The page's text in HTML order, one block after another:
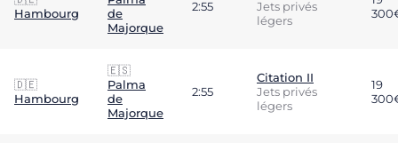
Hambourg
de
Majorque
2:55
Jets privés
légers
🇩🇪
Hambourg
🇪🇸
Palma
de
Majorque
2:55
Citation II
Jets privés
légers
19